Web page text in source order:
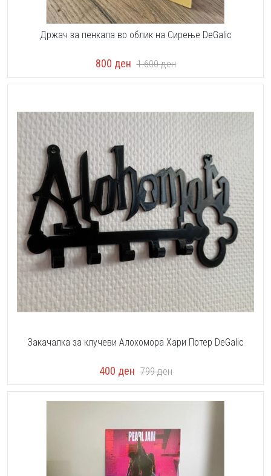
Држач за пенкала во облик на Сирење DeGalic
800 ден 1.600ден
Закачалка за клучеви Алохомора Хари Потер DeGalic
400 ден 799ден